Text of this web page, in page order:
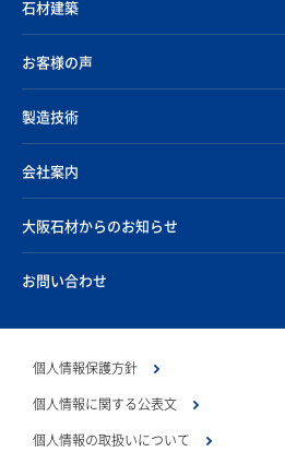
石材建築
お客様の声
製造技術
会社案内
大阪石材からのお知らせ
お問い合わせ
個人情報保護方針
個人情報に関する公表文
個人情報の取扱いについて